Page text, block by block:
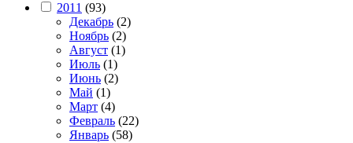
2011 (93)
Декабрь (2)
Ноябрь (2)
Август (1)
Июль (1)
Июнь (2)
Май (1)
Март (4)
Февраль (22)
Январь (58)